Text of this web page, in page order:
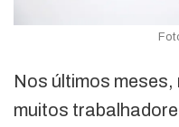
Nos últimos
muitos